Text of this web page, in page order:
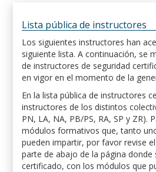
Lista pública de instructores
Los siguientes instructores han
siguiente lista. A continuación, se
de instructores de seguridad
en vigor en el momento de la
En la lista pública de instructores
instructores de los distintos
PN, LA, NA, PB/PS, RA, SP y ZR).
módulos formativos que, tanto
pueden impartir, por favor revise
parte de abajo de la página donde
certificado, con los módulos que